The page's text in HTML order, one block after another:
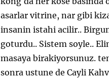
asarlar vitrine, nar gibi
insanin istahi acilir..
goturdu.. Sistem soyle..
masaya birakiyorsunuz.
sonra ustune de Cayli